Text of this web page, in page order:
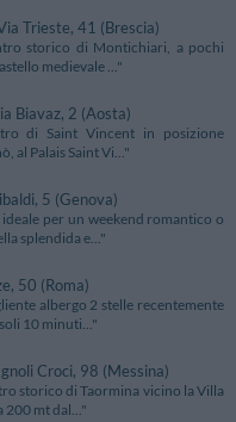
Trieste, 41 (Brescia)
storico di Montichiari, a pochi
medievale ..."
Biavaz, 2 (Aosta)
di Saint Vincent in posizione
al Palais Saint Vi..."
5 (Genova)
ideale per un weekend romantico o
splendida e..."
50 (Roma)
albergo 2 stelle recentemente
10 minuti..."
Croci, 98 (Messina)
storico di Taormina vicino la Villa
200 mt dal..."